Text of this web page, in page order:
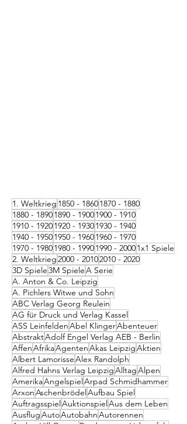
1. Weltkrieg 1850 - 18601870 - 1880
1880 - 18901890 - 19001900 - 1910
1910 - 19201920 - 19301930 - 1940
1940 - 19501950 - 19601960 - 1970
1970 - 19801980 - 19901990 - 20001x1 Spiele
2. Weltkrieg2000 - 20102010 - 2020
3D Spiele3M SpieleA Serie
A. Anton & Co. Leipzig
A. Pichlers Witwe und Sohn
ABC Verlag Georg Reulein
AG für Druck und Verlag Kassel
ASS LeinfeldenAbel KlingerAbenteuer
AbstraktAdolf Engel Verlag AEB - Berlin
AffenAfrikaAgentenAkas LeipzigAktien
Albert LamorisseAlex Randolph
Alfred Hahns Verlag LeipzigAlltagAlpen
AmerikaAngelspielArpad Schmidhammer
ArxonAschenbrödelAufbau Spiel
AuftragsspielAuktionspielAus dem Leben
AusflugAutoAutobahnAutorennen